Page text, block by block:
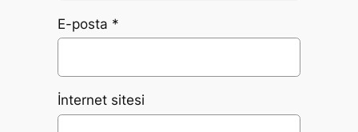
E-posta *
İnternet sitesi